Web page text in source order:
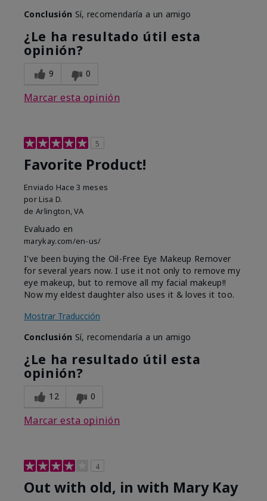
Conclusión Sí, recomendaría a un amigo
¿Le ha resultado útil esta
opinión?
9 0
Marcar esta opinión
5
Favorite Product!
Enviado Hace 3 meses
por Lisa D.
de Arlington, VA
Evaluado en
marykay.com/en-us/
I've been buying the Oil-Free Eye Makeup Remover
for several years now. I use it not only to remove my
eye makeup, but to remove all my facial makeup!!
Now my eldest daughter also uses it & loves it too.
Mostrar Traducción
Conclusión Sí, recomendaría a un amigo
¿Le ha resultado útil esta
opinión?
12 0
Marcar esta opinión
4
Out with old, in with Mary Kay